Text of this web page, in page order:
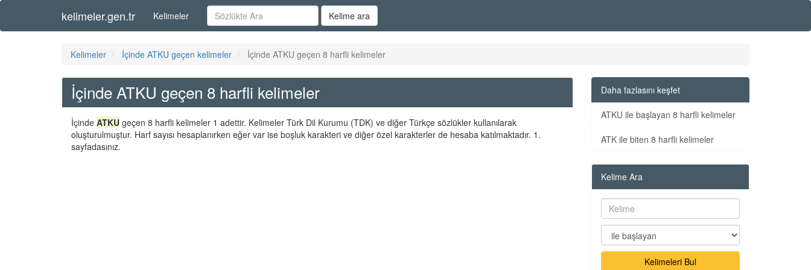
kelimeler.gen.tr Kelimeler Kelime ara
Kelimeler İçinde ATKU geçen kelimeler İçinde ATKU geçen 8 harfli kelimeler
İçinde ATKU geçen 8 harfli kelimeler
İçinde ATKU geçen 8 harfli kelimeler 1 adettir. Kelimeler Türk Dil Kurumu (TDK) ve diğer Türkçe sözlükler kullanılarak
oluşturulmuştur. Harf sayısı hesaplanırken eğer var ise boşluk karakteri ve diğer özel karakterler de hesaba katılmaktadır. 1.
sayfadasınız.
Daha fazlasını keşfet
ATKU ile başlayan 8 harfli kelimeler
ATK ile biten 8 harfli kelimeler
Kelime Ara
Kelimeleri Bul